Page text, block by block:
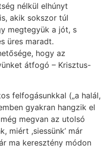
nélkül elhúnyt
akik sokszor túl
megtegyük a jót, s
üres maradt.
hogy az
átfogó – Krisztus-
felfogásunkkal („a halál,
gyakran hangzik el
megvan az utolsó
miért ,siessünk’ már
ma keresztény módon